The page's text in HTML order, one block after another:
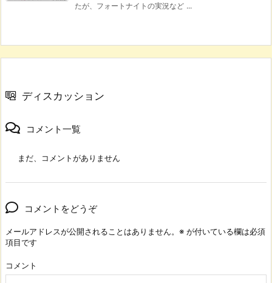
たが、フォートナイトの実況など ...
ディスカッション
コメント一覧
まだ、コメントがありません
コメントをどうぞ
メールアドレスが公開されることはありません。 ※ が付いている欄は必須
項目です
コメント